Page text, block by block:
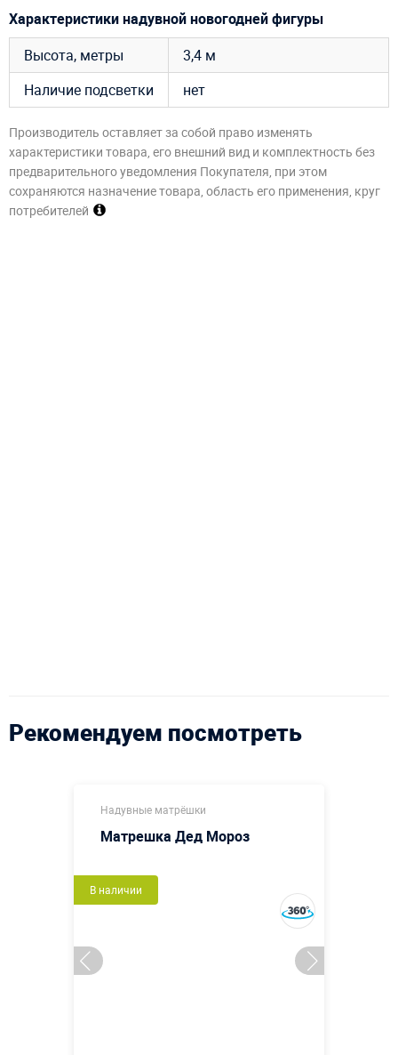
Характеристики надувной новогодней фигуры
Высота, метры
3,4 м
Наличие подсветки
нет
Производитель оставляет за собой право изменять
характеристики товара, его внешний вид и комплектность без
предварительного уведомления Покупателя, при этом
сохраняются назначение товара, область его применения, круг
потребителей
Рекомендуем посмотреть
Надувные матрёшки
Матрешка Дед Мороз
В наличии